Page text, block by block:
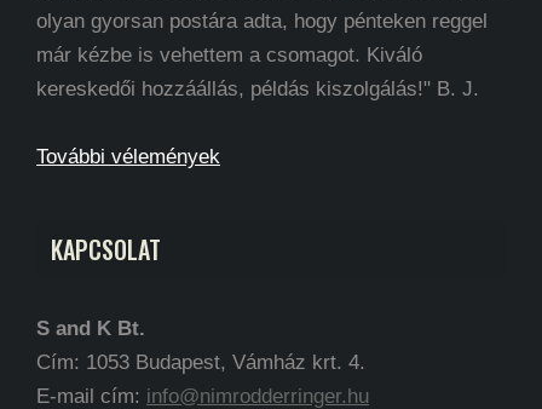
olyan gyorsan postára adta, hogy pénteken reggel
már kézbe is vehettem a csomagot. Kiváló
kereskedői hozzáállás, példás kiszolgálás!" B. J.
További vélemények
KAPCSOLAT
S and K Bt.
Cím: 1053 Budapest, Vámház krt. 4.
E-mail cím: info@nimrodderringer.hu